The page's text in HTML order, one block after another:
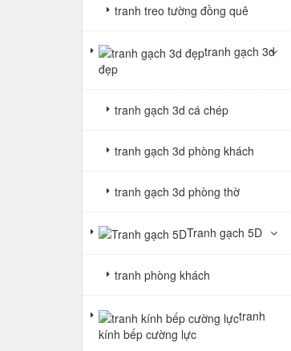
tranh treo tường đồng quê
tranh gạch 3d
đẹp
tranh gạch 3d cá chép
tranh gạch 3d phòng khách
tranh gạch 3d phòng thờ
Tranh gạch 5D
tranh phòng khách
tranh
kính bếp cường lực